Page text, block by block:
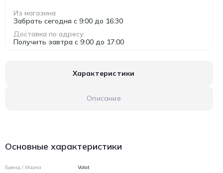
Из магазина
Забрать сегодня с 9:00 до 16:30
Доставка по адресу
Получить завтра с 9:00 до 17:00
Характеристики
Описание
Основные характеристики
Бренд / Марка Volat